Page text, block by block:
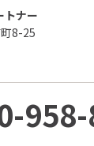
トナー
町8-25